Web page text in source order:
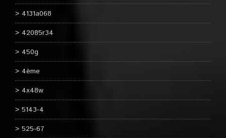
4131a068
42085r34
450g
4ème
4x48w
5143-4
525-67